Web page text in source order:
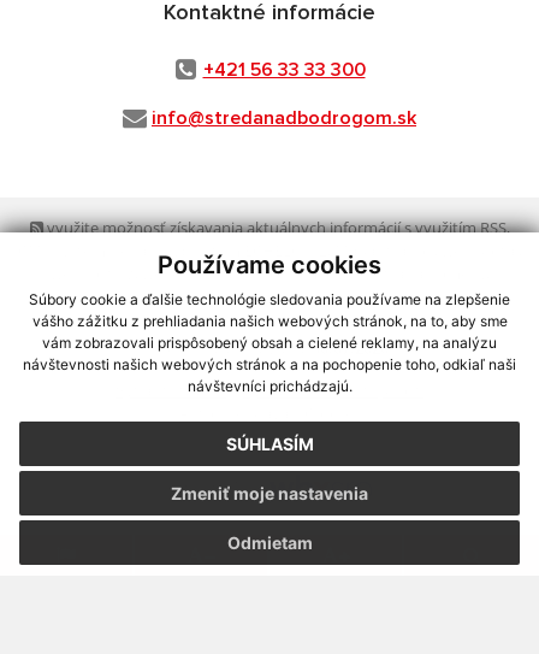
Používame cookies
Súbory cookie a ďalšie technológie sledovania používame na zlepšenie
vášho zážitku z prehliadania našich webových stránok, na to, aby sme
vám zobrazovali prispôsobený obsah a cielené reklamy, na analýzu
návštevnosti našich webových stránok a na pochopenie toho, odkiaľ naši
návštevníci prichádzajú.
SÚHLASÍM
Odmietam
Zmeniť moje nastavenia
Kontaktné informácie
+421 56 33 33 300
info@stredanadbodrogom.sk
využite možnosť získavania aktuálnych informácií s využitím RSS,
CMS systém (redakčný) systém ECHELON 2, Mapa stránok
webex.digital, s.r.o.,domény,registrácia domény
spoločnosť webex.digital, s.r.o.,technický prevádzkovateľ
Posledná aktualizácia:30.07.2026
Vytlačiť stránku|Vyhlásenie o prístupnosti
webdesign